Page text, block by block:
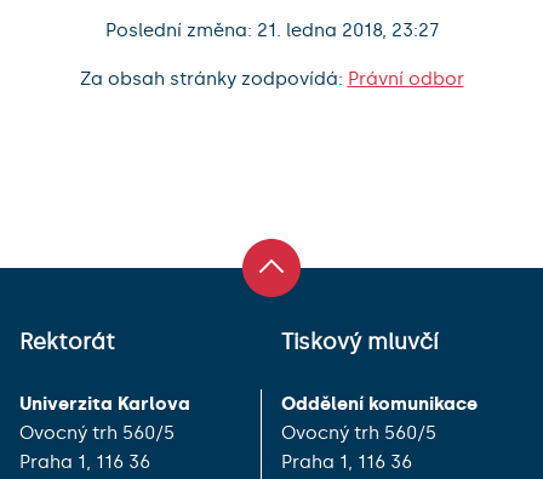
Poslední změna: 21. ledna 2018, 23:27
Za obsah stránky zodpovídá: Právní odbor
Rektorát
Univerzita Karlova
Ovocný trh 560/5
Praha 1, 116 36
Tiskový mluvčí
Oddělení komunikace
Ovocný trh 560/5
Praha 1, 116 36